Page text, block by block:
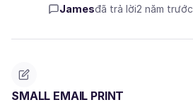
Jamesđã trả lời2 năm trước
SMALL EMAIL PRINT